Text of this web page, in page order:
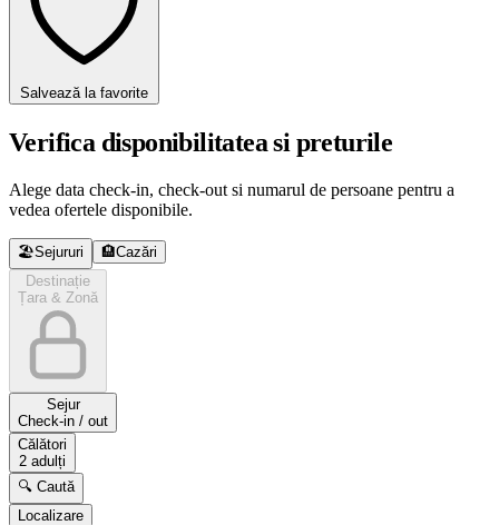
Salvează la favorite
Verifica disponibilitatea si preturile
Alege data check-in, check-out si numarul de persoane pentru a
vedea ofertele disponibile.
🏖️Sejururi 🏨Cazări
Destinație
Țara & Zonă
Sejur
Check-in / out
Călători
2 adulți
🔍 Caută
Localizare